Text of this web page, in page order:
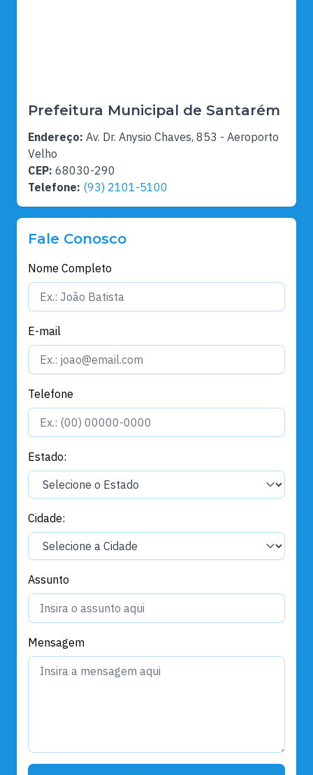
Prefeitura Municipal de Santarém
Endereço: Av. Dr. Anysio Chaves, 853 - Aeroporto
Velho
CEP: 68030-290
Telefone: (93) 2101-5100
Fale Conosco
Nome Completo
E-mail
Telefone
Estado:
Cidade:
Assunto
Mensagem